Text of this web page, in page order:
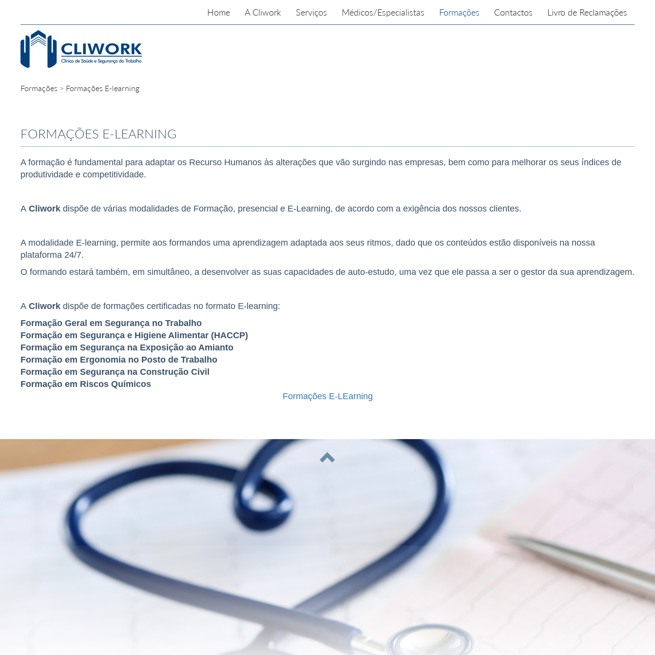
Home A Cliwork Serviços Médicos/Especialistas Formações Contactos Livro de Reclamações
Formações > Formações E-learning
FORMAÇÕES E-LEARNING
A formação é fundamental para adaptar os Recurso Humanos às alterações que vão surgindo nas empresas, bem como para melhorar os seus índices de
produtividade e competitividade.
A Cliwork dispõe de várias modalidades de Formação, presencial e E-Learning, de acordo com a exigência dos nossos clientes.
A modalidade E-learning, permite aos formandos uma aprendizagem adaptada aos seus ritmos, dado que os conteúdos estão disponíveis na nossa
plataforma 24/7.
O formando estará também, em simultâneo, a desenvolver as suas capacidades de auto-estudo, uma vez que ele passa a ser o gestor da sua aprendizagem.
A Cliwork dispõe de formações certificadas no formato E-learning:
Formação Geral em Segurança no Trabalho
Formação em Segurança e Higiene Alimentar (HACCP)
Formação em Segurança na Exposição ao Amianto
Formação em Ergonomia no Posto de Trabalho
Formação em Segurança na Construção Civil
Formação em Riscos Químicos
Formações E-LEarning